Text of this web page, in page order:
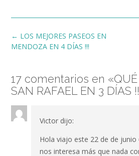
Navegación
de
← LOS MEJORES PASEOS EN
MENDOZA EN 4 DÍAS !!!
17 comentarios en «
SAN RAFAEL EN 3 DÍAS
Victor dijo:
Hola viajo este 22 de de junio
nos interesa más que nada